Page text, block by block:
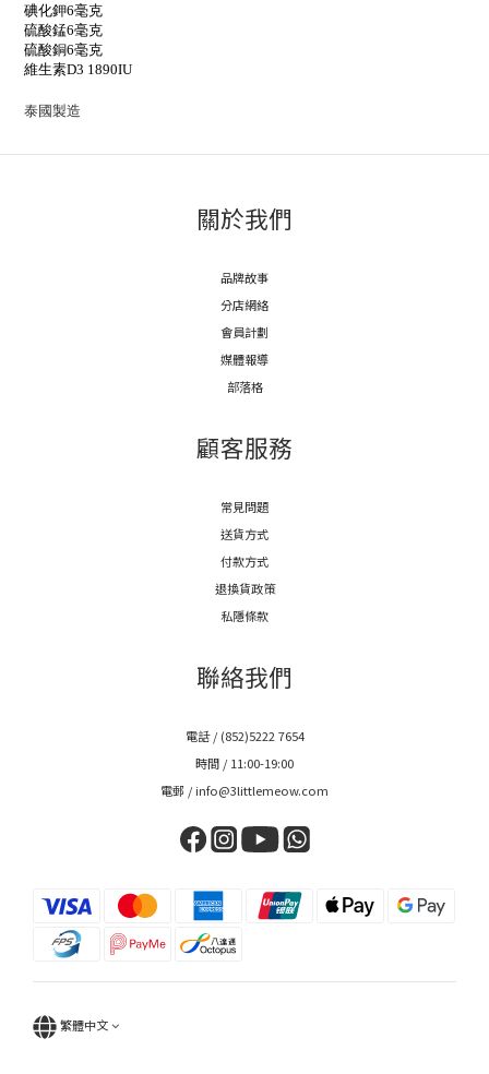
碘化鉀6毫克
硫酸錳6毫克
硫酸銅6毫克
維生素D3 1890IU
泰國製造
關於我們
品牌故事
分店網絡
會員計劃
媒體報導
部落格
顧客服務
常見問題
送貨方式
付款方式
退換貨政策
私隱條款
聯絡我們
電話 / (852)5222 7654
時間 / 11:00-19:00
電郵 / info@3littlemeow.com
繁體中文